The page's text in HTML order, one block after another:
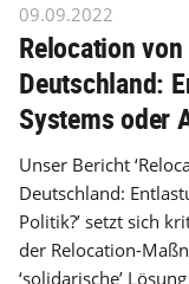
09.09.2022
Relocation
Deutschland:
Systems oder
Unser Bericht
Deutschland:
Politik?’ setzt sich
der Relocation-
‘solidarische’